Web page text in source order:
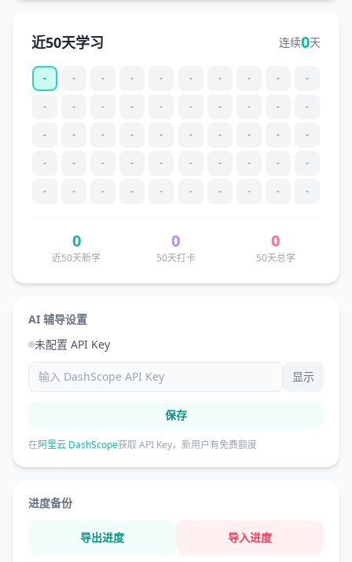
近50天学习 连续0天
- - - - - - - - - -
- - - - - - - - - -
- - - - - - - - - -
- - - - - - - - - -
- - - - - - - - - -
0
近50天新学
0
50天打卡
0
50天总学
AI 辅导设置
未配置 API Key
显示
保存
在阿里云 DashScope获取 API Key，新用户有免费额度
进度备份
导出进度 导入进度